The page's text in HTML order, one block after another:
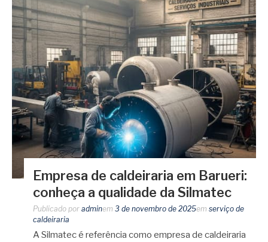
Empresa de caldeiraria em Barueri:
conheça a qualidade da Silmatec
Publicado por adminem 3 de novembro de 2025em serviço de
caldeiraria
A Silmatec é referência como empresa de caldeiraria